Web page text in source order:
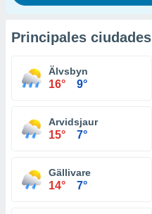
Principales ciudades
Älvsbyn
16° 9°
Arvidsjaur
15° 7°
Gällivare
14° 7°